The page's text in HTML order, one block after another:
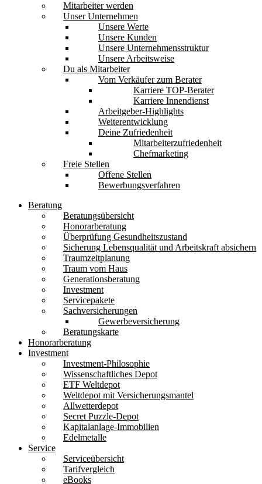
Mitarbeiter werden
Unser Unternehmen
Unsere Werte
Unsere Kunden
Unsere Unternehmensstruktur
Unsere Arbeitsweise
Du als Mitarbeiter
Vom Verkäufer zum Berater
Karriere TOP-Berater
Karriere Innendienst
Arbeitgeber-Highlights
Weiterentwicklung
Deine Zufriedenheit
Mitarbeiterzufriedenheit
Chefmarketing
Freie Stellen
Offene Stellen
Bewerbungsverfahren
Beratung
Beratungsübersicht
Honorarberatung
Überprüfung Gesundheitszustand
Sicherung Lebensqualität und Arbeitskraft absichern
Traumzeitplanung
Traum vom Haus
Generationsberatung
Investment
Servicepakete
Sachversicherungen
Gewerbeversicherung
Beratungskarte
Honorarberatung
Investment
Investment-Philosophie
Wissenschaftliches Depot
ETF Weltdepot
Weltdepot mit Versicherungsmantel
Allwetterdepot
Secret Puzzle-Depot
Kapitalanlage-Immobilien
Edelmetalle
Service
Serviceübersicht
Tarifvergleich
eBooks